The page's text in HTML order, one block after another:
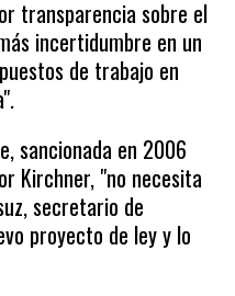
transparencia sobre el
incertidumbre en un
de trabajo en
sancionada en 2006
Kirchner, "no necesita
secretario de
proyecto de ley y lo